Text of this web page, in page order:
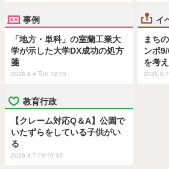
事例
「地方・単科」の室蘭工業大
学が示した大学DX成功の処方
箋
2026.8.4 Tue 12:15
イ
まち
ンポ
を考
教育行政
【クレーム対応Q＆A】公園で
いたずらをしている子供がい
る
2026.8.7 Fri 19:45